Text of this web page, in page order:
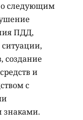
следующим
ПДД,
создание
и
с